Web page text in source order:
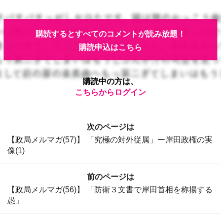
購読するとすべてのコメントが読み放題！
購読申込はこちら
購読中の方は、
こちらからログイン
前のページは
【政局メルマガ(56)】 「防衛３文書で岸田首相を称揚する
愚」
次のページは
【政局メルマガ(57)】 「究極の対外従属」ー岸田政権の実
像(1)